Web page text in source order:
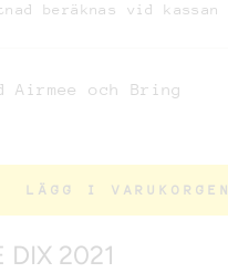
beräknas vid kassan
Airmee och Bring
LÄGG I VARUKORGEN
DIX 2021